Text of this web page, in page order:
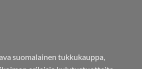
suomalainen tukkukauppa,